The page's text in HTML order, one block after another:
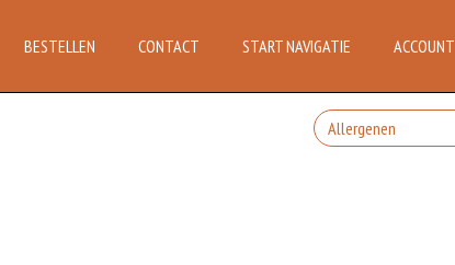
BESTELLEN CONTACT START NAVIGATIE ACCOUNT
Allergenen